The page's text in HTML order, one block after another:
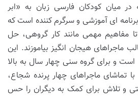
در میان کودکان فارسی زبان به «ابر
برنامه ای آموزشی و سرگرم کننده است که
مفاهیم مهمی مانند کار گروهی، حل
ماجراهای هیجان انگیز بیاموزند. این
کارتون محصول سال ۲۰۱۷ است و برای گروه سنی چهار سال به بالا
تماشای ماجراهای چهار پرنده شجاع،
و تلاش برای کمک به دیگران را حس